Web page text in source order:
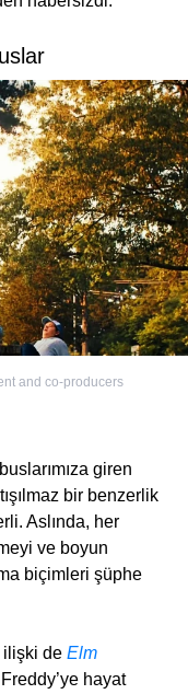
and co-producers
giren
bir benzerlik
Aslında, her
ve boyun
biçimleri şüphe
ilişki de Elm
hayat